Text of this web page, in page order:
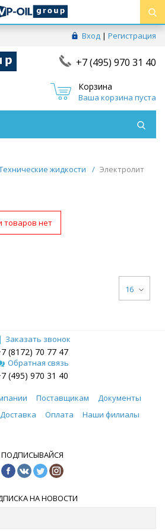
Вход | Регистрация
+7 (495) 970 31 40
Корзина
Ваша корзина пуста
жидкости / Электролит
товаров нет
16
Заказать звонок
(8172) 70 77 47
Обратная связь
(495) 970 31 40
Поставщикам
Документы
Доставка Оплата
Наши филиалы
ПОДПИСЫВАЙСЯ
НА НОВОСТИ